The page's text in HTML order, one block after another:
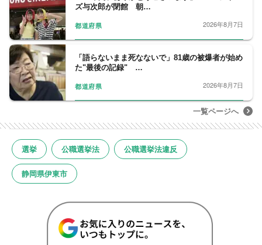
ズ与次郎が閉館 朝…
都道府県 2026年8月7日
「語らないまま死なないで」81歳の被爆者が始め
た"最後の記録" …
都道府県 2026年8月7日
一覧ページへ
選挙 公職選挙法 公職選挙法違反
静岡県伊東市